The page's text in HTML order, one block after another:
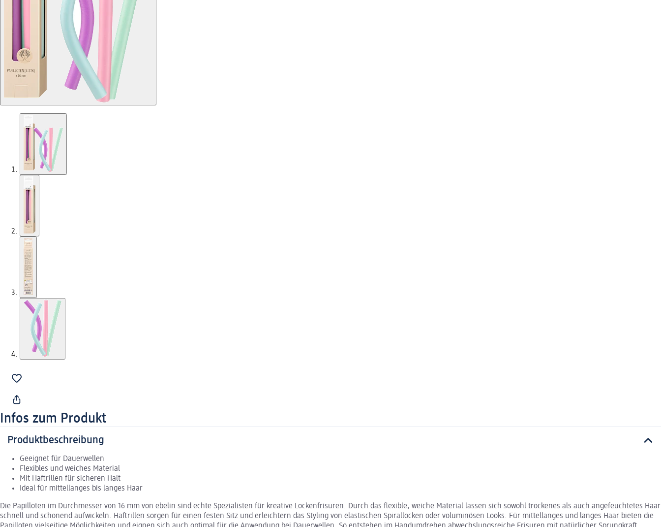
Infos zum Produkt
Produktbeschreibung
Geeignet für Dauerwellen
Flexibles und weiches Material
Mit Haftrillen für sicheren Halt
Ideal für mittellanges bis langes Haar
Die Papilloten im Durchmesser von 16 mm von ebelin sind echte Spezialisten für kreative Lockenfrisuren. Durch das flexible, weiche Material lassen sich sowohl trockenes als auch angefeuchtetes Haar
schnell und schonend aufwickeln. Haftrillen sorgen für einen festen Sitz und erleichtern das Styling von elastischen Spirallocken oder voluminösen Looks. Für mittellanges und langes Haar bieten die